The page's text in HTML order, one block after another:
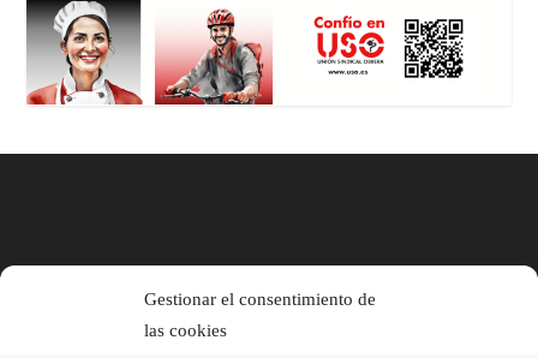
Gestionar el consentimiento de
las cookies